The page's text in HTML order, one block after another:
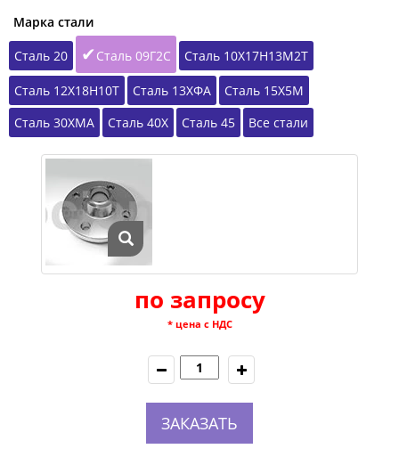
Марка стали
Сталь 20
Сталь 09Г2С Сталь 10Х17Н13М2Т
Сталь 12Х18Н10Т Сталь 13ХФА
Сталь 15Х5М
Сталь 30ХМА
Сталь 40Х Сталь 45 Все стали
по запросу
* цена с НДС
ЗАКАЗАТЬ